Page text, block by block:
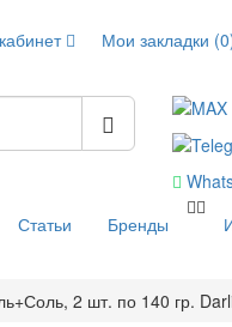
Мои закладки
Статьи Бренды
2 шт. по 140 гр.